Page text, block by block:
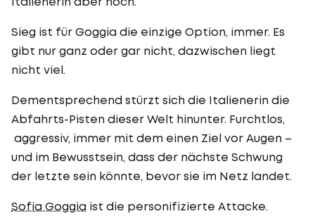
Sieg ist für Goggia die einzige Option, immer. Es
gibt nur ganz oder gar nicht, dazwischen liegt
nicht viel.
Dementsprechend stürzt sich die Italienerin die
Abfahrts-Pisten dieser Welt hinunter. Furchtlos,
aggressiv, immer mit dem einen Ziel vor Augen –
und im Bewusstsein, dass der nächste Schwung
der letzte sein könnte, bevor sie im Netz landet.
Sofia Goggia ist die personifizierte Attacke.